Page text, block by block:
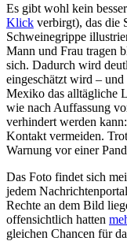
Es gibt wohl kein
Klick verbirgt), das die
Schweinegrippe
Mann und Frau tragen
sich. Dadurch wird
eingeschätzt wird –
Mexiko das alltägliche
wie nach Auffassung
verhindert werden
Kontakt vermeiden.
Warnung vor einer
Das Foto findet sich
jedem
Rechte an dem Bild
offensichtlich hatten
gleichen Chancen für